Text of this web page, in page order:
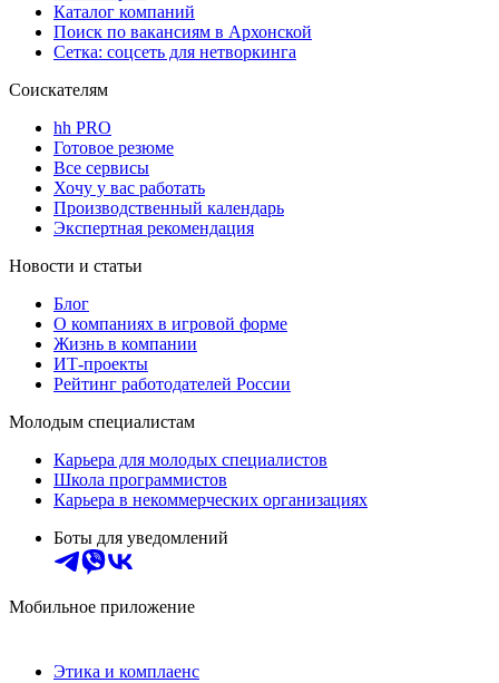
Каталог компаний
Поиск по вакансиям в Архонской
Сетка: соцсеть для нетворкинга
Соискателям
hh PRO
Готовое резюме
Все сервисы
Хочу у вас работать
Производственный календарь
Экспертная рекомендация
Новости и статьи
Блог
О компаниях в игровой форме
Жизнь в компании
ИТ-проекты
Рейтинг работодателей России
Молодым специалистам
Карьера для молодых специалистов
Школа программистов
Карьера в некоммерческих организациях
Боты для уведомлений
Мобильное приложение
Этика и комплаенс